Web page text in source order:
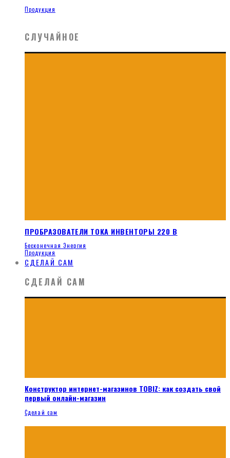
Продукция
СЛУЧАЙНОЕ
ПРОБРАЗОВАТЕЛИ ТОКА ИНВЕНТОРЫ 220 В
Бесконечная Энергия
Продукция
СДЕЛАЙ САМ
СДЕЛАЙ САМ
Конструктор интернет-магазинов TOBIZ: как создать свой
первый онлайн-магазин
Сделай сам